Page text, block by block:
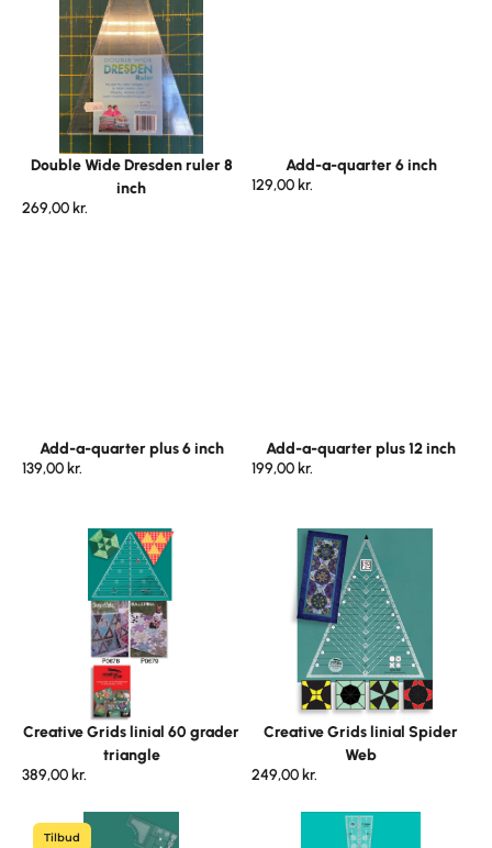
Double Wide Dresden ruler 8
inch
269,00 kr.
Add-a-quarter 6 inch
129,00 kr.
Add-a-quarter plus 6 inch
139,00 kr.
Add-a-quarter plus 12 inch
199,00 kr.
Creative Grids linial 60 grader
triangle
389,00 kr.
Creative Grids linial Spider
Web
249,00 kr.
Tilbud